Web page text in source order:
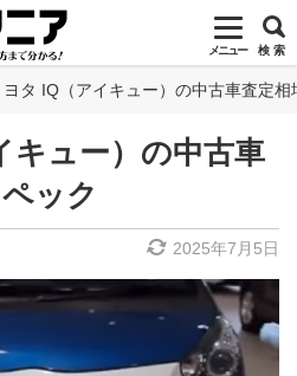
メニュー 検 索
ヨタ IQ（アイキュー）の中古車査定
キュー）の中古車
ック
2025年7月5日